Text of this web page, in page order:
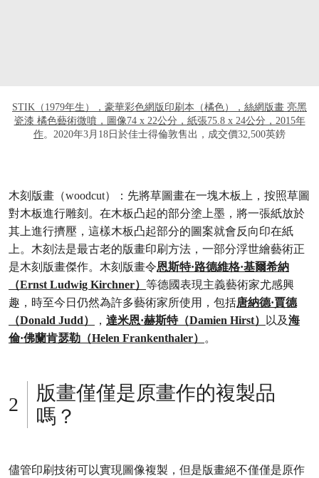
STIK（1979年生），豪華彩色網版印刷本（橘色），絲網版畫 亮黑
瓷漆 橘色藝術微噴，圖像74 x 22公分，紙張75.8 x 24公分，2015年
作。2020年3月18日於佳士得倫敦售出，成交價32,500英鎊
木刻版畫（woodcut）： 先將草圖畫在一塊木板上，按照草圖
對木板進行雕刻。在木板凸起的部分塗上墨，將一張紙放於
其上進行擠壓，這樣木板凸起部分的圖案就會反向印在紙
上。木刻法是最古老的版畫印刷方法，一部分浮世繪藝術正
是木刻版畫傑作。木刻版畫令恩斯特·路德維格·基爾希納
（Ernst Ludwig Kirchner） 等德國表現主義藝術家尤感興
趣，時至今日仍然為許多藝術家所使用，包括唐納德·賈德
（Donald Judd）
， 達米恩·赫斯特（Damien Hirst） 以及海
倫·佛蘭肯瑟勒（Helen Frankenthaler）
。
版畫僅僅是原畫作的複製品
嗎？
儘管印刷技術可以實現圖像複製，但是版畫絕不僅僅是原作